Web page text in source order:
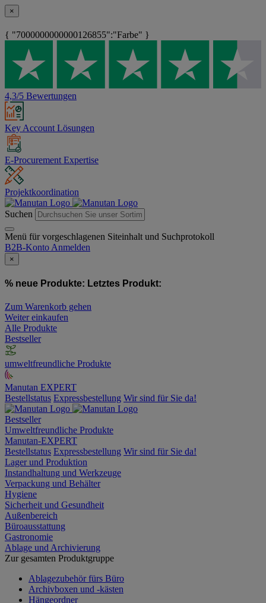
×
{ "7000000000000126855":"Farbe" }
4,3/5 Bewertungen
Key Account Lösungen
E-Procurement Expertise
Projektkoordination
Suchen
Menü für vorgeschlagenen Siteinhalt und Suchprotokoll
B2B-Konto Anmelden
×
% neue Produkte: Letztes Produkt:
Zum Warenkorb gehen
Weiter einkaufen
Alle Produkte
Bestseller
umweltfreundliche Produkte
Manutan EXPERT
Bestellstatus Expressbestellung Wir sind für Sie da!
Bestseller
Umweltfreundliche Produkte
Manutan-EXPERT
Bestellstatus Expressbestellung Wir sind für Sie da!
Lager und Produktion
Instandhaltung und Werkzeuge
Verpackung und Behälter
Hygiene
Sicherheit und Gesundheit
Außenbereich
Büroausstattung
Gastronomie
Ablage und Archivierung
Zur gesamten Produktgruppe
Ablagezubehör fürs Büro
Archivboxen und -kästen
Hängeordner